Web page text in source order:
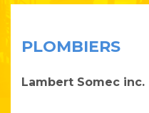
PLOMBIERS
Lambert Somec inc.